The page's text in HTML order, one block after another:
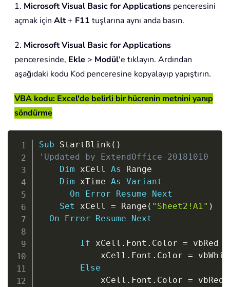
1. Microsoft Visual Basic for Applications penceresini
açmak için Alt+ F11 tuşlarına aynı anda basın.
2. Microsoft Visual Basic for Applications
penceresinde, Ekle > Modül'e tıklayın. Ardından
aşağıdaki kodu Kod penceresine kopyalayıp yapıştırın.
VBA kodu: Excel'de belirli bir hücrenin metnini yanıp
söndürme
Sub StartBlink ( )
'Updated by ExtendOffice 20181010
Dim xCell As Range
Dim xTime As
Variant
On
Error Resume
Next
Set xCell = Range ( "Sheet2!A1" )
On
Error Resume Next
If xCell . Font . Color = vbRed
            xCell
. Font . Color =
Else
            xCell
. Font . Color = vbRed